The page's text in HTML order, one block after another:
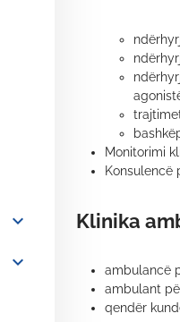
expand_more
expand_more
Monitorimi
Konsulencë
Klinika
ambulancë
ambulant
qendër